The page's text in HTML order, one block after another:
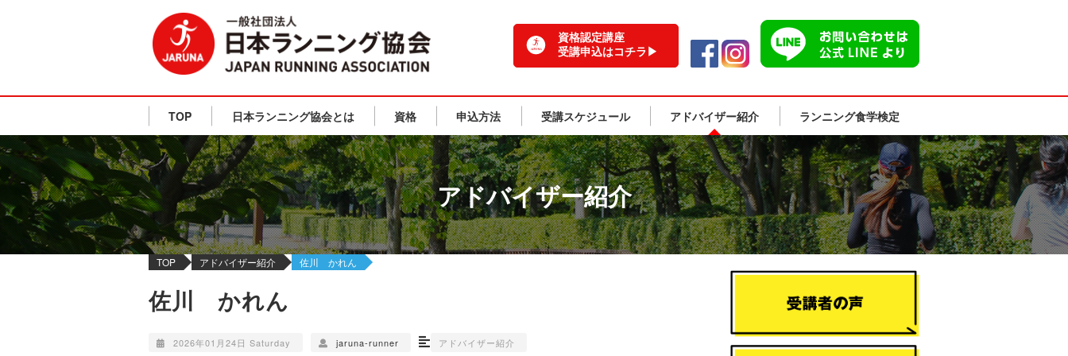
資格認定講座
受講申込はコチラ▶
TOP 日本ランニング協会とは 資格 申込方法 受講スケジュール アドバイザー紹介 ランニング食学検定
アドバイザー紹介
TOP アドバイザー紹介 佐川 かれん
佐川 かれん
2026年01月24日 Saturday jaruna-runner アドバイザー紹介